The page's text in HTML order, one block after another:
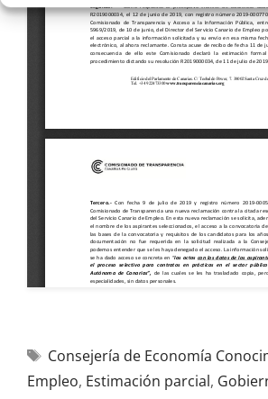
Consejería de Economía
Empleo, Estimación parcial,